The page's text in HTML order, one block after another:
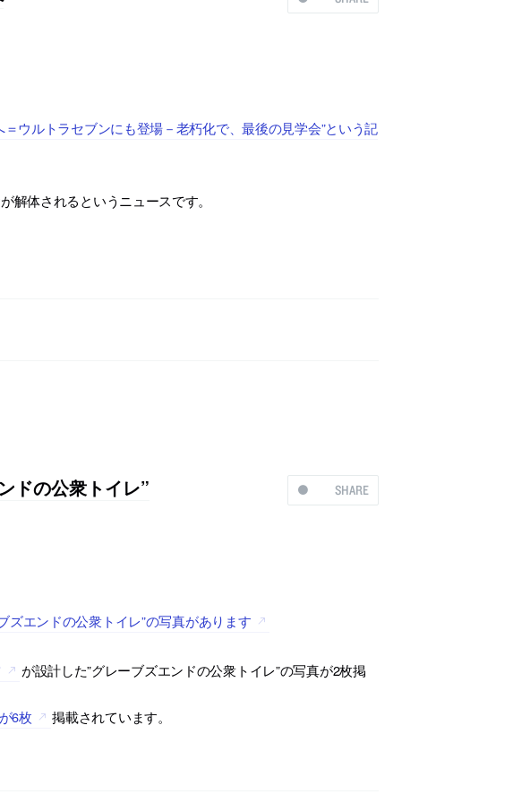
ウルトラセブンにも登場－老朽化で、最後の見学会”という記
解体されるというニュースです。
SHARE
ドの公衆トイレ”
ズエンドの公衆トイレ”の写真があります
が設計した”グレーブズエンドの公衆トイレ”の写真が2枚掲
6枚 掲載されています。